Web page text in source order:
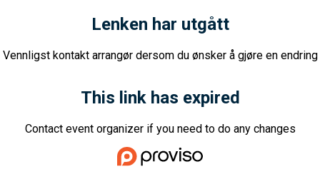
Lenken har utgått
Vennligst kontakt arrangør dersom du ønsker å gjøre en endring
This link has expired
Contact event organizer if you need to do any changes